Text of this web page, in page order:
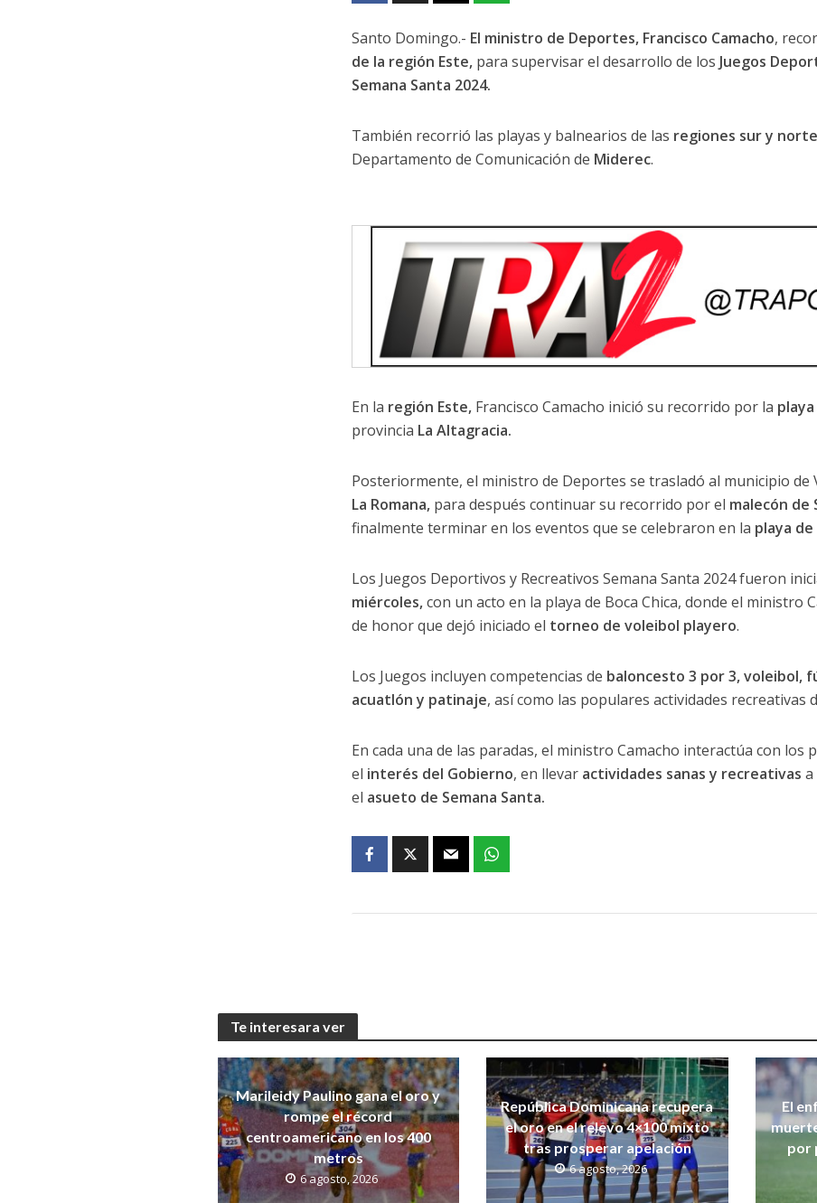
Santo Domingo.- El ministro de Deportes, Francisco Camacho,
de la región Este, para supervisar el desarrollo de losJuegos
Semana Santa 2024.
También recorrió las playas y balnearios de las regiones sur y norte
Departamento de Comunicación de Miderec.
En la región Este, Francisco Camacho inició su recorrido por la
provincia La Altagracia.
Posteriormente, el ministro de Deportes se trasladó al municipio de
La Romana, para después continuar su recorrido por el malecón de
finalmente terminar en los eventos que se celebraron en la playa de
Los Juegos Deportivos y Recreativos Semana Santa 2024 fueron
miércoles,con un acto en la playa de Boca Chica, donde el ministro
de honor que dejó iniciado el torneo de voleibol playero.
Los Juegos incluyen competencias de baloncesto 3 por 3, voleibol,
acuatlón y patinaje, así como las populares actividades recreativas
En cada una de las paradas, el ministro Camacho interactúa con los
el interés del Gobierno, en llevar actividades sanas y recreativas
el asueto de Semana Santa.
Te interesara ver
Marileidy Paulino gana el oro y
rompe el récord
centroamericano en los 400
metros
6 agosto, 2026
República Dominicana recupera
el oro en el relevo 4×100 mixto
tras prosperar apelación
6 agosto, 2026
El
por